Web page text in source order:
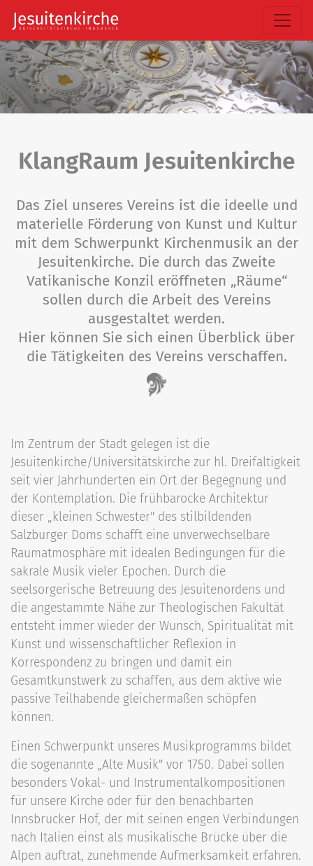
KlangRaum Jesuitenkirche
Das Ziel unseres Vereins ist die ideelle und
materielle Förderung von Kunst und Kultur
mit dem Schwerpunkt Kirchenmusik an der
Jesuitenkirche. Die durch das Zweite
Vatikanische Konzil eröffneten „Räume“
sollen durch die Arbeit des Vereins
ausgestaltet werden.
Hier können Sie sich einen Überblick über
die Tätigkeiten des Vereins verschaffen.
Im Zentrum der Stadt gelegen ist die
Jesuitenkirche/Universitätskirche zur hl. Dreifaltigkeit
seit vier Jahrhunderten ein Ort der Begegnung und
der Kontemplation. Die frühbarocke Architektur
dieser „kleinen Schwester" des stilbildenden
Salzburger Doms schafft eine unverwechselbare
Raumatmosphäre mit idealen Bedingungen für die
sakrale Musik vieler Epochen. Durch die
seelsorgerische Betreuung des Jesuitenordens und
die angestammte Nähe zur Theologischen Fakultät
entsteht immer wieder der Wunsch, Spiritualität mit
Kunst und wissenschaftlicher Reflexion in
Korrespondenz zu bringen und damit ein
Gesamtkunstwerk zu schaffen, aus dem aktive wie
passive Teilhabende gleichermaßen schöpfen
können.
Einen Schwerpunkt unseres Musikprogramms bildet
die sogenannte „Alte Musik" vor 1750. Dabei sollen
besonders Vokal- und Instrumentalkompositionen
für unsere Kirche oder für den benachbarten
Innsbrucker Hof, der mit seinen engen Verbindungen
nach Italien einst als musikalische Brücke über die
Alpen auftrat, zunehmende Aufmerksamkeit erfahren.